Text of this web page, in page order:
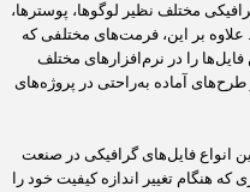
مختلف نظیر لوگوها، پوسترها،
علاوه بر این، فرمت‌های مختلفی که
فایل‌ها را در نرم‌افزارهای مختلف
آماده به‌راحتی در پروژه‌های
انواع فایل‌های گرافیکی در صنعت
هنگام تغییر اندازه کیفیت خود را